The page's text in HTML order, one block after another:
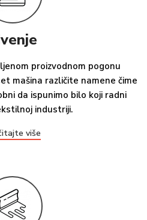
proizvodnom pogonu
mašina različite namene čime
da ispunimo bilo koji radni
industriji.
više